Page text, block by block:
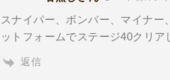
スナイパー、ボンバー、マイナー
ットフォームでステージ40クリア
返信